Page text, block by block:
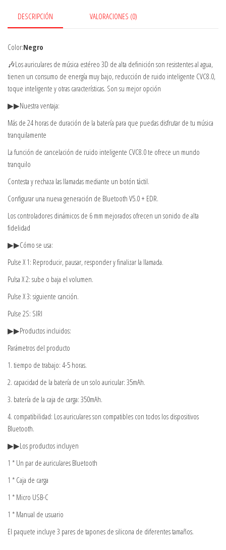
DESCRIPCIÓN VALORACIONES (0)
Color:Negro
🎶Los auriculares de música estéreo 3D de alta definición son resistentes al agua,
tienen un consumo de energía muy bajo, reducción de ruido inteligente CVC8.0,
toque inteligente y otras características. Son su mejor opción
▶▶Nuestra ventaja:
Más de 24 horas de duración de la batería para que puedas disfrutar de tu música
tranquilamente
La función de cancelación de ruido inteligente CVC8.0 te ofrece un mundo
tranquilo
Contesta y rechaza las llamadas mediante un botón táctil.
Configurar una nueva generación de Bluetooth V5.0 + EDR.
Los controladores dinámicos de 6 mm mejorados ofrecen un sonido de alta
fidelidad
▶▶Cómo se usa:
Pulse X 1: Reproducir, pausar, responder y finalizar la llamada.
Pulsa X 2: sube o baja el volumen.
Pulse X 3: siguiente canción.
Pulse 2S: SIRI
▶▶Productos incluidos:
Parámetros del producto
1. tiempo de trabajo: 4-5 horas.
2. capacidad de la batería de un solo auricular: 35mAh.
3. batería de la caja de carga: 350mAh.
4. compatibilidad: Los auriculares son compatibles con todos los dispositivos
Bluetooth.
▶▶Los productos incluyen
1 * Un par de auriculares Bluetooth
1 * Caja de carga
1 * Micro USB-C
1 * Manual de usuario
El paquete incluye 3 pares de tapones de silicona de diferentes tamaños.